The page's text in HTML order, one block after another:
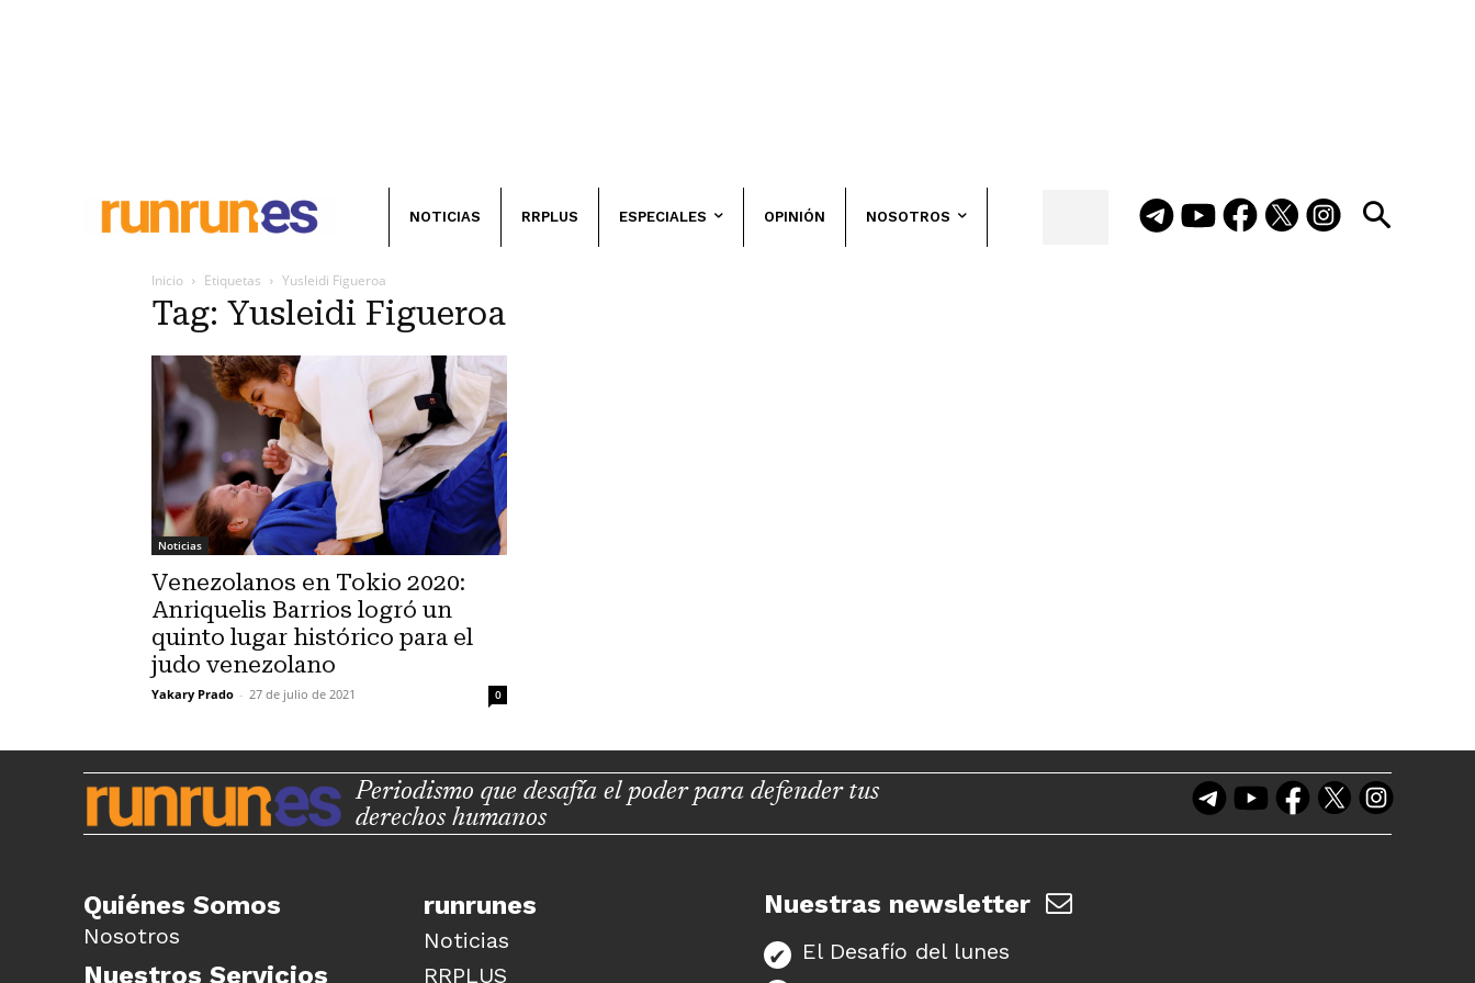
NOTICIAS RRPLUS ESPECIALES OPINIÓN NOSOTROS
Inicio Etiquetas Yusleidi Figueroa
Tag: Yusleidi Figueroa
Noticias
Venezolanos en Tokio 2020:
Anriquelis Barrios logró un
quinto lugar histórico para el
judo venezolano
Yakary Prado - 27 de julio de 2021 0
Periodismo que desafía el poder para defender tus
derechos humanos
Quiénes Somos
Nosotros
Nuestros Servicios
runrunes
Noticias
RRPLUS
Nuestras newsletter
El Desafío del lunes